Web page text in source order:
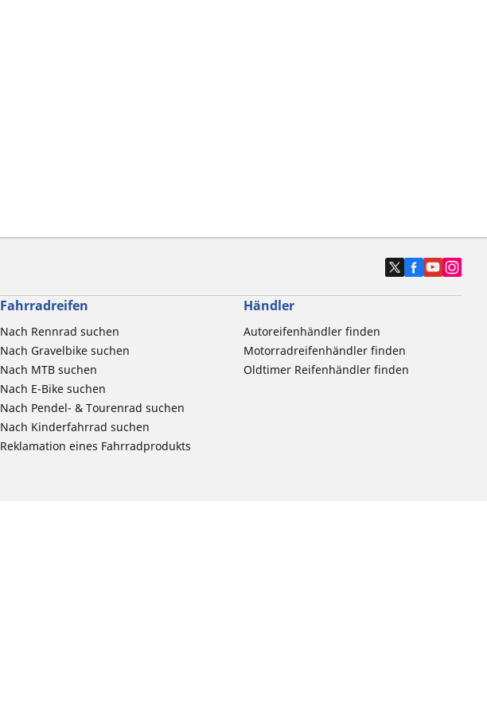
Fahrradreifen
Nach Rennrad suchen
Nach Gravelbike suchen
Nach MTB suchen
Nach E-Bike suchen
Nach Pendel- & Tourenrad suchen
Nach Kinderfahrrad suchen
Reklamation eines Fahrradprodukts
Händler
Autoreifenhändler finden
Motorradreifenhändler finden
Oldtimer Reifenhändler finden